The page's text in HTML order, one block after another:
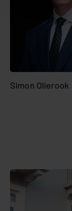
Simon Olierook